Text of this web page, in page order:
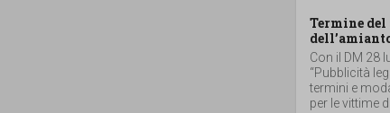
Termine del
Con il DM 28
“Pubblicità
termini e
per le vittime